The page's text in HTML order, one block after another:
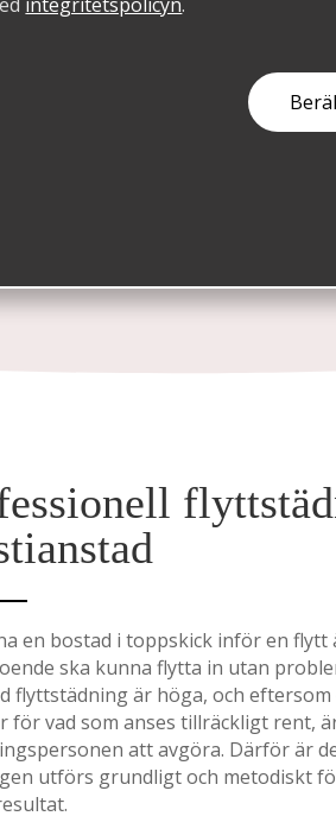
integritetspolicyn.
en bostad i toppskick inför en
ska kunna flytta in utan
flyttstädning är höga, och eftersom
för vad som anses tillräckligt rent,
att avgöra. Därför är
utförs grundligt och metodiskt